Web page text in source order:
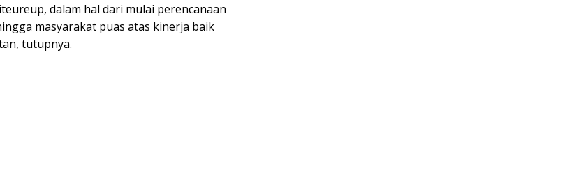
dalam hal dari mulai perencanaan
masyarakat puas atas kinerja baik
tutupnya.